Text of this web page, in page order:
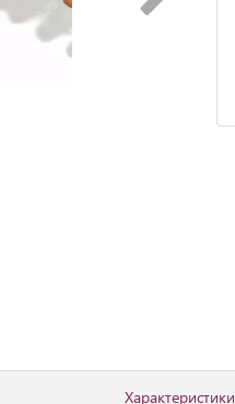
Характеристики